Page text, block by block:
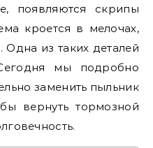
появляются скрипы
кроется в мелочах,
из таких деталей
мы подробно
заменить пыльник
вернуть тормозной